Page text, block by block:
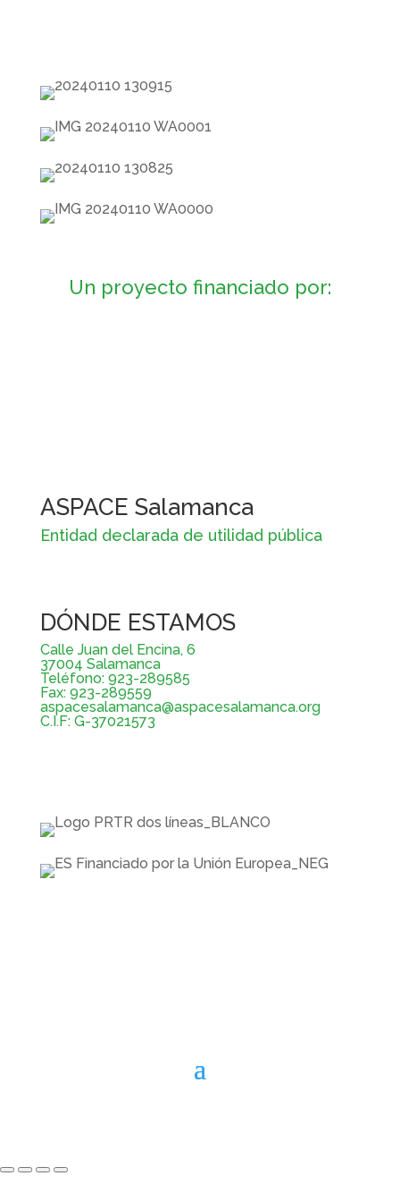
Un proyecto financiado por:
ASPACE Salamanca
Entidad declarada de utilidad pública
DÓNDE ESTAMOS
Calle Juan del Encina, 6
37004 Salamanca
Teléfono: 923-289585
Fax: 923-289559
aspacesalamanca@aspacesalamanca.org
C.I.F: G-37021573